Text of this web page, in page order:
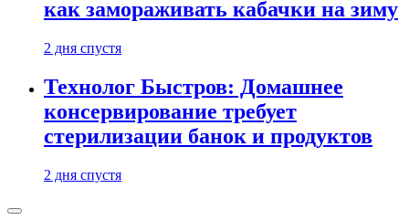
как замораживать кабачки на зиму
2 дня спустя
Технолог Быстров: Домашнее
консервирование требует
стерилизации банок и продуктов
2 дня спустя